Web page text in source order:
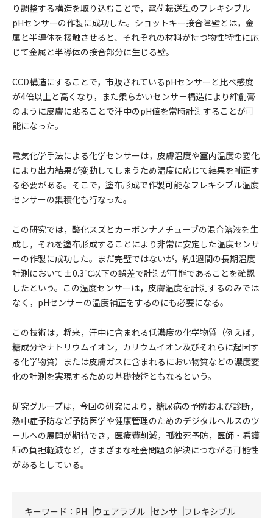
り調整する構造を取り込むことで，電荷転送型のフレキシブル
pHセンサーの作製に成功した。ショットキー接合障壁とは，金
属と半導体を接触させると、それぞれの材料が持つ物性特性に応
じて金属と半導体の接合部分に生じる壁。
CCD構造にすることで，市販されているpHセンサーと比べ感度
が4倍以上と高くなり，また柔らかいセンサ－構造により絆創膏
のように皮膚に貼ることで汗中のpH値を常時計測することが可
能になった。
電気化学手法による化学センサーは，皮膚温度や室内温度の変化
により出力結果が変動してしまうため温度に応じて結果を補正す
る必要がある。そこで，塗布形成で作製可能なフレキシブル温度
センサーの集積化も行なった。
この研究では，酸化スズとカーボンナノチューブの混合溶液を生
成し，それを塗布形成することにより非常に安定した温度センサ
ーの作製に成功した。まだ完璧ではないが，約1週間の長期温度
計測において±0.3℃以下の誤差で計測が可能であることを確認
したという。この温度センサーは，皮膚温度を計測するのみでは
なく，pHセンサーの温度補正をするのにも必要になる。
この技術は，将来，汗中に含まれる低濃度の化学物質（例えば，
糖成分やナトリウムイオン，カリウムイオン及びそれらに起因す
る化学物質）または皮膚ガスに含まれるにおい物質などの濃度変
化の計測を実現するための基礎技術ともなるという。
研究グループは，今回の研究により，糖尿病の予防および診断，
熱中症予防など予防医学や健康管理のためのデジタルヘルスのツ
ールへの展開が期待でき，医療費削減，孤独死予防，医師・看護
師の負担軽減など，さまざまな社会問題の解決につながる可能性
があるとしている。
キーワード： PH ウェアラブル センサ フレキシブル